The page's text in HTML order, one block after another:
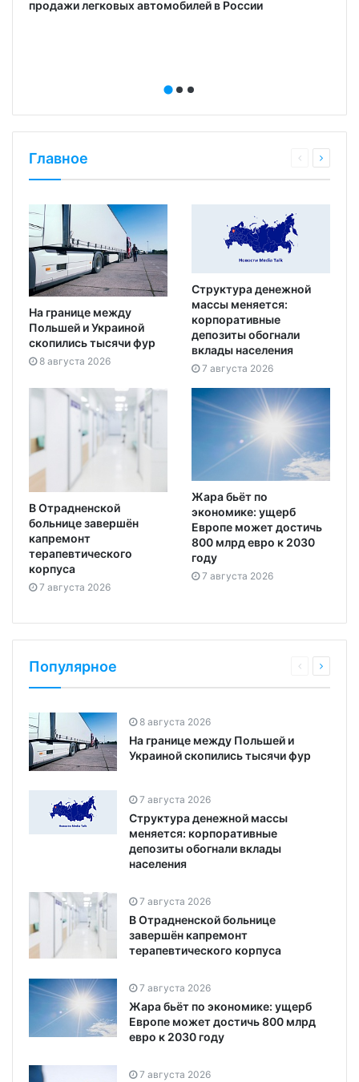
продажи легковых автомобилей в России
Главное
На границе между
Польшей и Украиной
скопились тысячи фур
8 августа 2026
Структура денежной
массы меняется:
корпоративные
депозиты обогнали
вклады населения
7 августа 2026
В Отрадненской
больнице завершён
капремонт
терапевтического
корпуса
7 августа 2026
Жара бьёт по
экономике: ущерб
Европе может достичь
800 млрд евро к 2030
году
7 августа 2026
Популярное
8 августа 2026
На границе между Польшей и
Украиной скопились тысячи фур
7 августа 2026
Структура денежной массы
меняется: корпоративные
депозиты обогнали вклады
населения
7 августа 2026
В Отрадненской больнице
завершён капремонт
терапевтического корпуса
7 августа 2026
Жара бьёт по экономике: ущерб
Европе может достичь 800 млрд
евро к 2030 году
7 августа 2026